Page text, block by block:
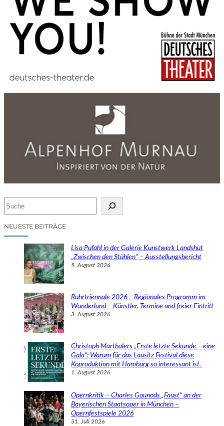
cNEUESTE BEITRÄGE
Lisa Pufahl in der Galerie Kunstwerk Landshut
„Zwischen den Stühlen“ – Ausstellungsbericht
5. August 2026
Ruhrtriennale 2026 – Regionales Programm im
Wunderland – Künstler, Termine und freier Eintritt
3. August 2026
Christoph Marthalers „Erste letzte Sekunde – eine
Gala“: Warum für das Lausitz Festival diese
Koproduktion mit Hamburg so interessant ist.
1. August 2026
Opernkritik – Charles Gounods „Faust“ an der
Bayerischen Staatsoper in München –
Opernfestspiele 2026
31. Juli 2026